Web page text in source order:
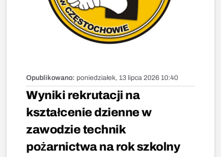
Opublikowano: poniedziałek, 13 lipca 2026 10:40
Wyniki rekrutacji na
kształcenie dzienne w
zawodzie technik
pożarnictwa na rok szkolny